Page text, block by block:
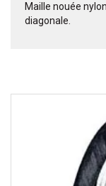
Maille nouée
diagonale.